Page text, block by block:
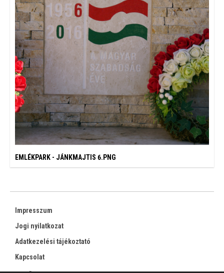
EMLÉKPARK - JÁNKMAJTIS 6.PNG
Impresszum
Jogi nyilatkozat
Adatkezelési tájékoztató
Kapcsolat